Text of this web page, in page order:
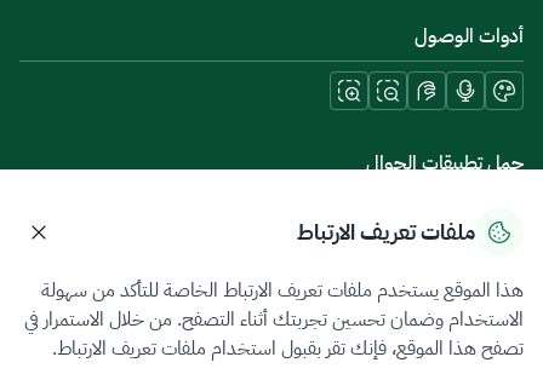
أدوات الوصول
حمل تطبيقات الجوال
سياسة الخصوصيةشروط الاستخدامخريطة الموقع
ملفات تعريف الارتباط
هذا الموقع يستخدم ملفات تعريف الارتباط الخاصة للتأكد من سهولة
الاستخدام وضمان تحسين تجربتك أثناء التصفح. من خلال الاستمرار في
تصفح هذا الموقع، فإنك تقر بقبول استخدام ملفات تعريف الارتباط.